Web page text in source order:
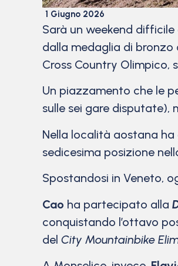
1 Giugno 2026
Sarà un weekend
dalla medaglia di
Cross Country Olimpico,
Un piazzamento che le
sulle sei gare disputate),
Nella località aostana
sedicesima posizione
Spostandosi in Veneto,
Cao ha partecipato alla
conquistando l’ottavo
del City Mountainbike